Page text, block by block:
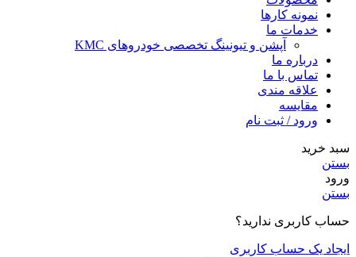
نمونه کارها
خدمات ما
آپشن و تیونینگ تخصصی خودروهای KMC
درباره ما
تماس با ما
علاقه مندی
مقايسه
ورود / ثبت نام
سبد خرید
بستن
ورود
بستن
حساب کاربری ندارید؟
ایجاد یک حساب کاربری